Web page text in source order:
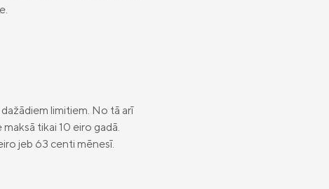
limitiem. No tā arī
tikai 10 eiro gadā.
jeb 63 centi mēnesī.